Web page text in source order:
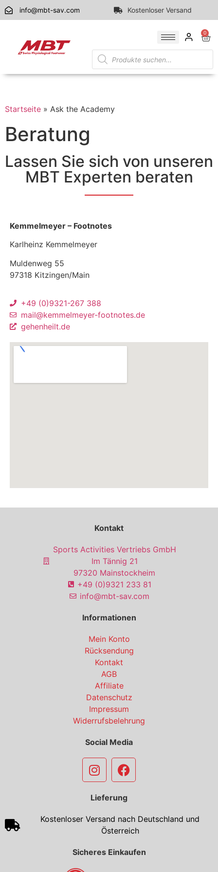
info@mbt-sav.com Kostenloser Versand
0
Startseite » Ask the Academy
Beratung
Lassen Sie sich von unseren
MBT Experten beraten
Kemmelmeyer – Footnotes
Karlheinz Kemmelmeyer
Muldenweg 55
97318 Kitzingen/Main
+49 (0)9321-267 388
mail@kemmelmeyer-footnotes.de
gehenheilt.de
Kontakt
Sports Activities Vertriebs GmbH
Im Tännig 21
97320 Mainstockheim
+49 (0)9321 233 81
info@mbt-sav.com
Informationen
Mein Konto
Rücksendung
Kontakt
AGB
Affiliate
Datenschutz
Impressum
Widerrufsbelehrung
Social Media
Lieferung
Kostenloser Versand nach Deutschland und
Österreich
Sicheres Einkaufen